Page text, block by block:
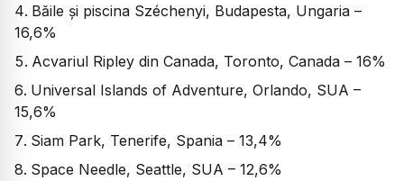
Băile și piscina Széchenyi, Budapesta, Ungaria –
16,6%
Acvariul Ripley din Canada, Toronto, Canada – 16%
Universal Islands of Adventure, Orlando, SUA –
15,6%
Siam Park, Tenerife, Spania – 13,4%
Space Needle, Seattle, SUA – 12,6%